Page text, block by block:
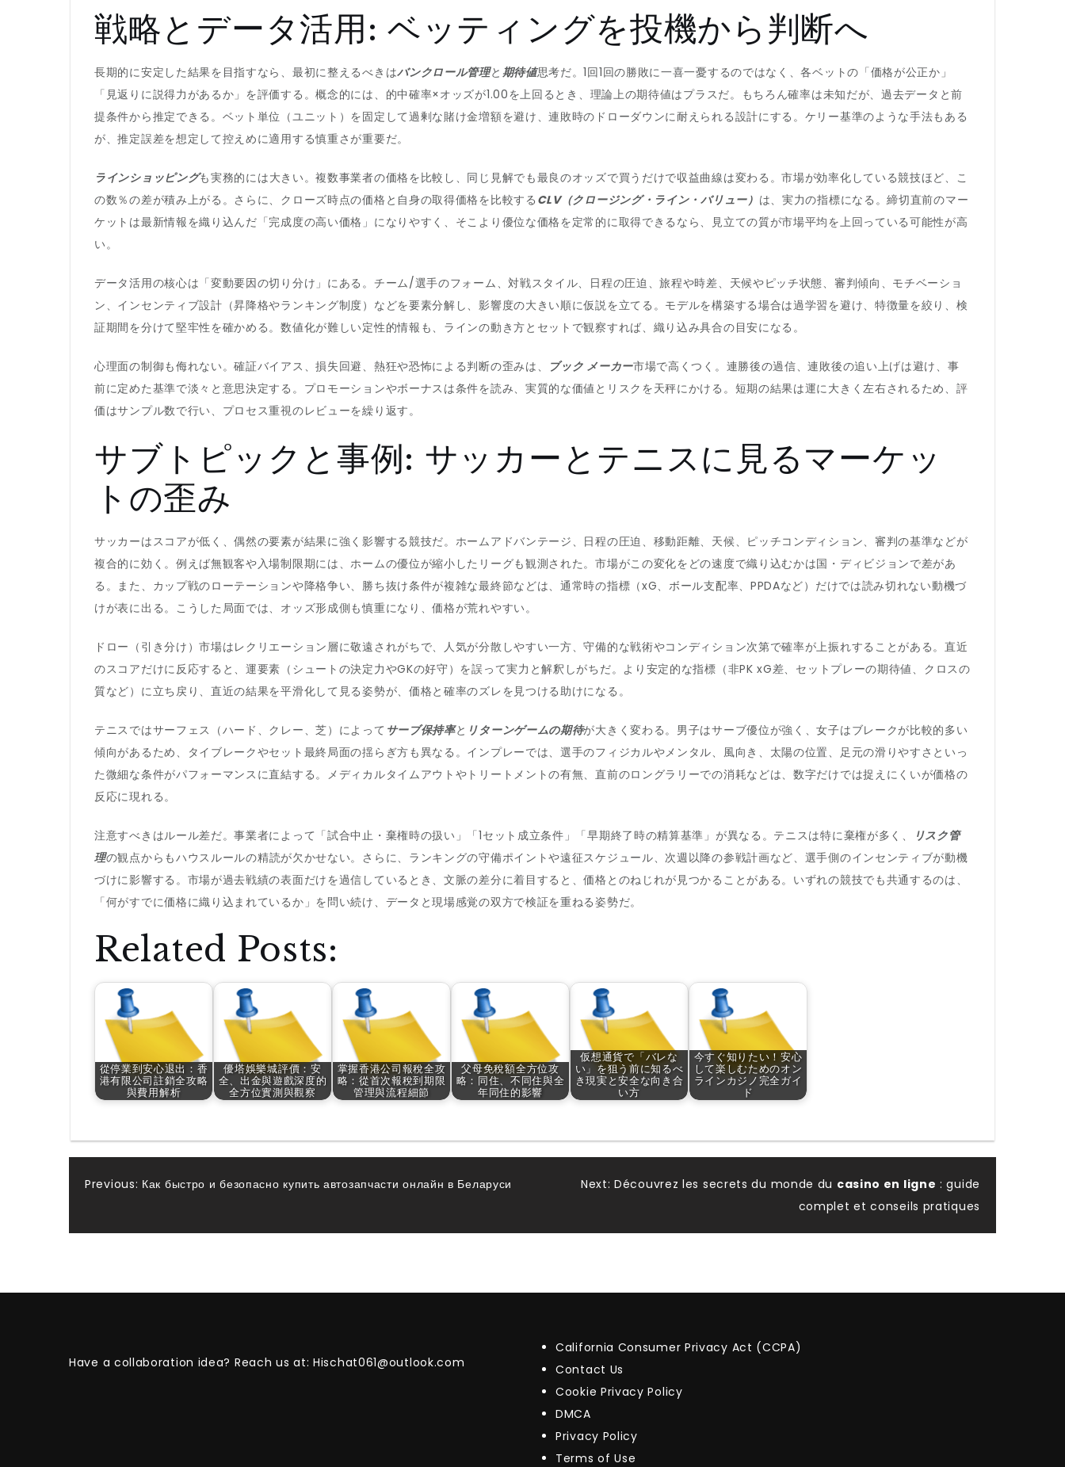
戦略とデータ活用: ベッティングを投機から判断へ
長期的に安定した結果を目指すなら、最初に整えるべきはバンクロール管理と 期待値思考だ。1回1回の勝敗に一喜一憂するのではなく、各ベットの「価格が公正か」
「見返りに説得力があるか」を評価する。概念的には、的中確率×オッズが1.00を上回るとき、理論上の期待値はプラスだ。もちろん確率は未知だが、過去データと前
提条件から推定できる。ベット単位（ユニット）を固定して過剰な賭け金増額を避け、連敗時のドローダウンに耐えられる設計にする。ケリー基準のような手法もある
が、推定誤差を想定して控えめに適用する慎重さが重要だ。
ラインショッピングも実務的には大きい。複数事業者の価格を比較し、同じ見解でも最良のオッズで買うだけで収益曲線は変わる。市場が効率化している競技ほど、こ
の数％の差が積み上がる。さらに、クローズ時点の価格と自身の取得価格を比較する CLV（クロージング・ライン・バリュー） は、実力の指標になる。締切直前のマー
ケットは最新情報を織り込んだ「完成度の高い価格」になりやすく、そこより優位な価格を定常的に取得できるなら、見立ての質が市場平均を上回っている可能性が高
い。
データ活用の核心は「変動要因の切り分け」にある。チーム/選手のフォーム、対戦スタイル、日程の圧迫、旅程や時差、天候やピッチ状態、審判傾向、モチベーショ
ン、インセンティブ設計（昇降格やランキング制度）などを要素分解し、影響度の大きい順に仮説を立てる。モデルを構築する場合は過学習を避け、特徴量を絞り、検
証期間を分けて堅牢性を確かめる。数値化が難しい定性的情報も、ラインの動き方とセットで観察すれば、織り込み具合の目安になる。
心理面の制御も侮れない。確証バイアス、損失回避、熱狂や恐怖による判断の歪みは、 ブック メーカー市場で高くつく。連勝後の過信、連敗後の追い上げは避け、事
前に定めた基準で淡々と意思決定する。プロモーションやボーナスは条件を読み、実質的な価値とリスクを天秤にかける。短期の結果は運に大きく左右されるため、評
価はサンプル数で行い、プロセス重視のレビューを繰り返す。
サブトピックと事例: サッカーとテニスに見るマーケッ
トの歪み
サッカーはスコアが低く、偶然の要素が結果に強く影響する競技だ。ホームアドバンテージ、日程の圧迫、移動距離、天候、ピッチコンディション、審判の基準などが
複合的に効く。例えば無観客や入場制限期には、ホームの優位が縮小したリーグも観測された。市場がこの変化をどの速度で織り込むかは国・ディビジョンで差があ
る。また、カップ戦のローテーションや降格争い、勝ち抜け条件が複雑な最終節などは、通常時の指標（xG、ボール支配率、PPDAなど）だけでは読み切れない動機づ
けが表に出る。こうした局面では、オッズ形成側も慎重になり、価格が荒れやすい。
ドロー（引き分け）市場はレクリエーション層に敬遠されがちで、人気が分散しやすい一方、守備的な戦術やコンディション次第で確率が上振れすることがある。直近
のスコアだけに反応すると、運要素（シュートの決定力やGKの好守）を誤って実力と解釈しがちだ。より安定的な指標（非PK xG差、セットプレーの期待値、クロスの
質など）に立ち戻り、直近の結果を平滑化して見る姿勢が、価格と確率のズレを見つける助けになる。
テニスではサーフェス（ハード、クレー、芝）によって サーブ保持率と リターンゲームの期待が大きく変わる。男子はサーブ優位が強く、女子はブレークが比較的多い
傾向があるため、タイブレークやセット最終局面の揺らぎ方も異なる。インプレーでは、選手のフィジカルやメンタル、風向き、太陽の位置、足元の滑りやすさといっ
た微細な条件がパフォーマンスに直結する。メディカルタイムアウトやトリートメントの有無、直前のロングラリーでの消耗などは、数字だけでは捉えにくいが価格の
反応に現れる。
注意すべきはルール差だ。事業者によって「試合中止・棄権時の扱い」「1セット成立条件」「早期終了時の精算基準」が異なる。テニスは特に棄権が多く、
リスク管
理の観点からもハウスルールの精読が欠かせない。さらに、ランキングの守備ポイントや遠征スケジュール、次週以降の参戦計画など、選手側のインセンティブが動機
づけに影響する。市場が過去戦績の表面だけを過信しているとき、文脈の差分に着目すると、価格とのねじれが見つかることがある。いずれの競技でも共通するのは、
「何がすでに価格に織り込まれているか」を問い続け、データと現場感覚の双方で検証を重ねる姿勢だ。
Related Posts:
從停業到安心退出：香
港有限公司註銷全攻略
與費用解析
優塔娛樂城評價：安
全、出金與遊戲深度的
全方位實測與觀察
掌握香港公司報稅全攻
略：從首次報稅到期限
管理與流程細節
父母免稅額全方位攻
略：同住、不同住與全
年同住的影響
仮想通貨で「バレな
い」を狙う前に知るべ
き現実と安全な向き合
い方
今すぐ知りたい！安心
して楽しむためのオン
ラインカジノ完全ガイ
ド
Post
navigation
Previous: Как быстро и безопасно купить автозапчасти онлайн в Беларуси Next: Découvrez les secrets du monde du casino en ligne : guide
complet et conseils pratiques
Have a collaboration idea? Reach us at:Hischat061@outlook.com
California Consumer Privacy Act (CCPA)
Contact Us
Cookie Privacy Policy
DMCA
Privacy Policy
Terms of Use